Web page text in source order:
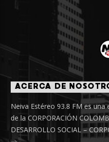
ACERCA DE
Neiva Estéreo 93.8 FM es
de la CORPORACIÓN
DESARROLLO SOCIAL –